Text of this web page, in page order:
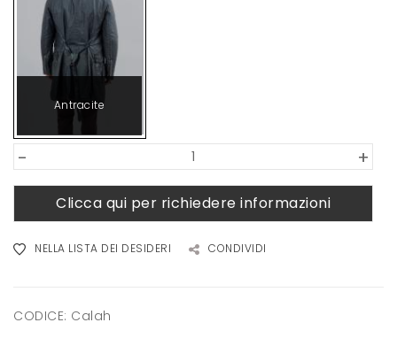
Antracite
+
-
Clicca qui per richiedere informazioni
NELLA LISTA DEI DESIDERI CONDIVIDI
CODICE: Calah